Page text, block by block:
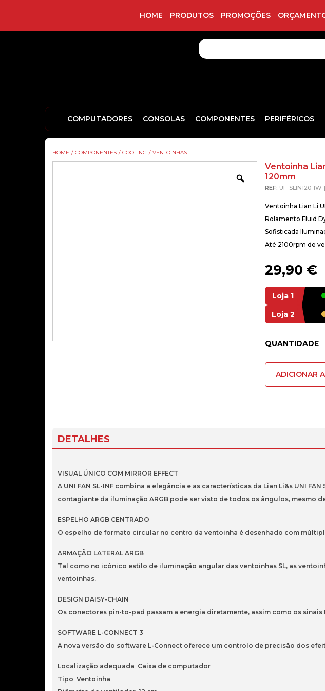
HOME PRODUTOS PROMOÇÕES
COMPUTADORES CONSOLAS COMPONENTES PERIFÉRICOS
HOME / COMPONENTES / COOLING / VENTOINHAS
Zoom
Ventoinha
120mm
REF: UF-SLIN120-1W
Ventoinha Lian Li
Rolamento Fluid
Sofisticada
Até 2100rpm de
29,90 €
Loja 1
Loja 2
QUANTIDADE
ADICIONAR
DETALHES
VISUAL ÚNICO COM MIRROR EFFECT
A UNI FAN SL-INF combina a elegância e as características da Lian Li&s UNI
contagiante da iluminação ARGB pode ser visto de todos os ângulos, mesmo
ESPELHO ARGB CENTRADO
O espelho de formato circular no centro da ventoinha é desenhado com
ARMAÇÃO LATERAL ARGB
Tal como no icónico estilo de iluminação angular das ventoinhas SL, as
ventoinhas.
DESIGN DAISY-CHAIN
Os conectores pin-to-pad passam a energia diretamente, assim como os
SOFTWARE L-CONNECT 3
A nova versão do software L-Connect oferece um controlo de precisão dos
Localização adequada Caixa de computador
Tipo Ventoinha